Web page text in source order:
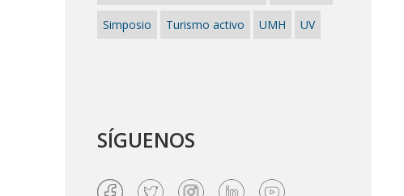
Simposio Turismo activo UMH UV
SÍGUENOS